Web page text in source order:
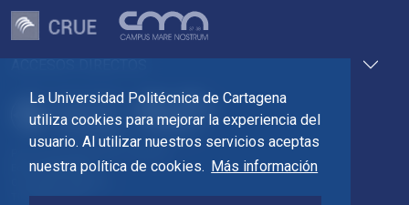
La Universidad Politécnica de Cartagena
utiliza cookies para mejorar la experiencia del
usuario. Al utilizar nuestros servicios aceptas
nuestra política de cookies. Más información
Edif. La Milagrosa
Tlf: 968 32 54 00